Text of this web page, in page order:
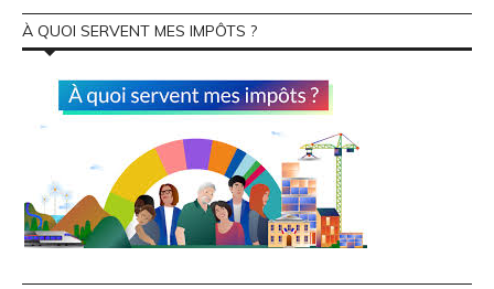
À QUOI SERVENT MES IMPÔTS ?